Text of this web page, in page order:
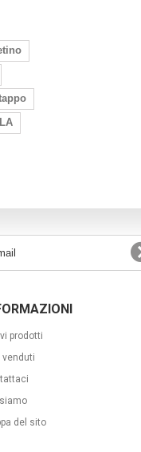
prodotti
venduti
del sito